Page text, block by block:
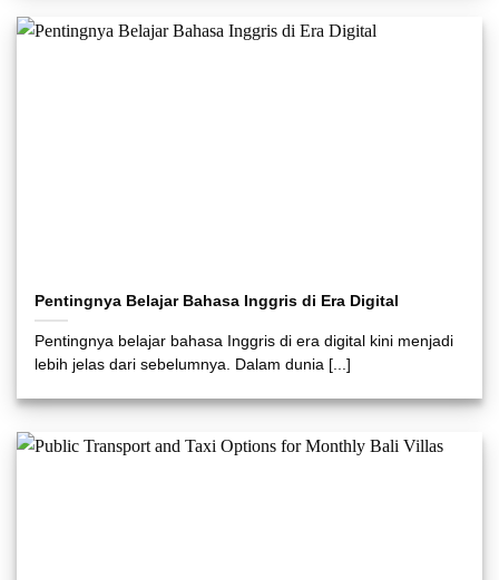
Pentingnya Belajar Bahasa Inggris di Era Digital
Pentingnya belajar bahasa Inggris di era digital kini menjadi
lebih jelas dari sebelumnya. Dalam dunia [...]